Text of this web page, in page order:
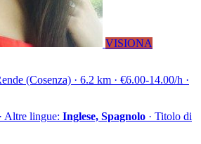
VISIONA
(Cosenza) · 6.2 km · €6.00-14.00/h ·
· Altre lingue: Inglese, Spagnolo · Titolo di